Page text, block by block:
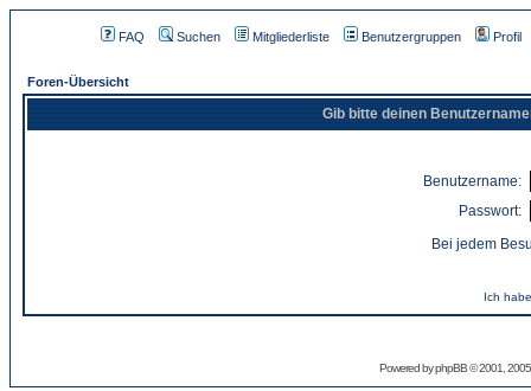
FAQ Suchen Mitgliederliste Benutzergruppen Profil
Foren-Übersicht
Gib bitte deinen
Benutzername:
Passwort:
Bei jedem
Ich
Powered byphpBB© 2001,